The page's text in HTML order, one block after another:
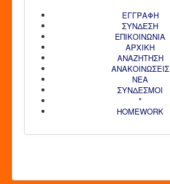
ΕΓΓΡΑΦΗ
ΣΥΝΔΕΣΗ
ΕΠΙΚΟΙΝΩΝΙΑ
ΑΡΧΙΚΗ
AΝΑΖΗΤΗΣΗ
ΑΝΑΚΟΙΝΩΣΕΙΣ
ΝΕΑ
ΣΥΝΔΕΣΜΟΙ
*
HOMEWORK